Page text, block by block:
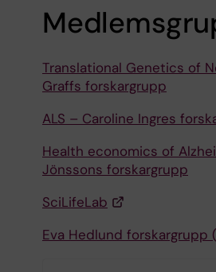
Translational Genetics of
Graffs forskargrupp
ALS – Caroline Ingres
Health economics of
Jönssons forskargrupp
SciLifeLab
Eva Hedlund forskargrupp